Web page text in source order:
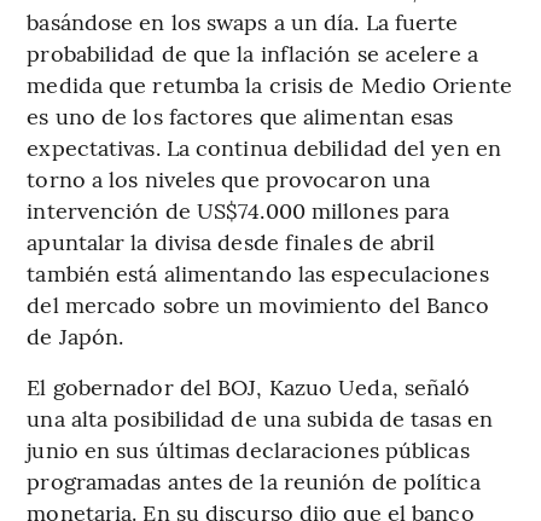
basándose en los swaps a un día. La fuerte
probabilidad de que la inflación se acelere a
medida que retumba la crisis de Medio Oriente
es uno de los factores que alimentan esas
expectativas. La continua debilidad del yen en
torno a los niveles que provocaron una
intervención de US$74.000 millones para
apuntalar la divisa desde finales de abril
también está alimentando las especulaciones
del mercado sobre un movimiento del Banco
de Japón.
El gobernador del BOJ, Kazuo Ueda, señaló
una alta posibilidad de una subida de tasas en
junio en sus últimas declaraciones públicas
programadas antes de la reunión de política
monetaria. En su discurso dijo que el banco